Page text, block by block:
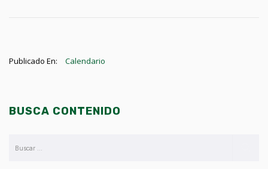
Publicado En: Calendario
BUSCA CONTENIDO